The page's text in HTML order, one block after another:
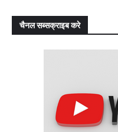
चैनल सब्सक्राइब करे